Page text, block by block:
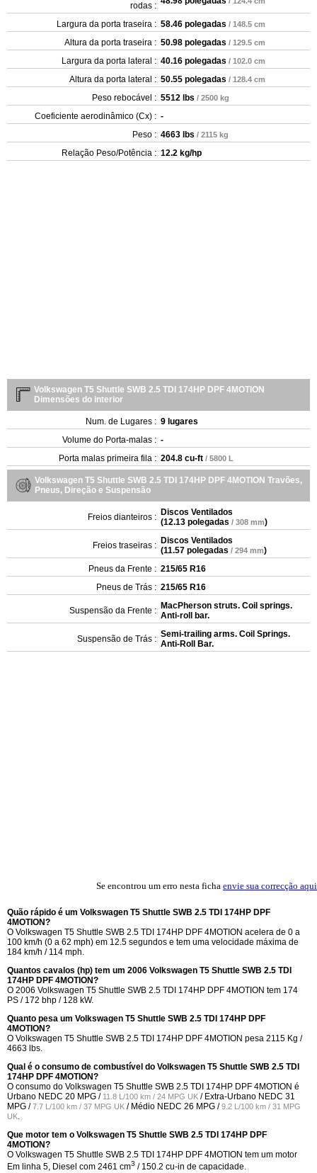
rodas :
Largura da porta traseira : 58.46 polegadas / 148.5 cm
Altura da porta traseira : 50.98 polegadas / 129.5 cm
Largura da porta lateral : 40.16 polegadas / 102.0 cm
Altura da porta lateral : 50.55 polegadas / 128.4 cm
Peso rebocável : 5512 lbs / 2500 kg
Coeficiente aerodinâmico (Cx) : -
Peso : 4663 lbs / 2115 kg
Relação Peso/Potência : 12.2 kg/hp
Volkswagen T5 Shuttle SWB 2.5 TDI 174HP DPF 4MOTION
Dimensões do interior
Num. de Lugares : 9 lugares
Volume do Porta-malas : -
Porta malas primeira fila : 204.8 cu-ft / 5800 L
Volkswagen T5 Shuttle SWB 2.5 TDI 174HP DPF 4MOTION Travões,
Pneus, Direção e Suspensão
Freios dianteiros : Discos Ventilados
(12.13 polegadas / 308 mm)
Freios traseiras : Discos Ventilados
(11.57 polegadas / 294 mm)
Pneus da Frente : 215/65 R16
Pneus de Trás : 215/65 R16
Suspensão da Frente : MacPherson struts. Coil springs.
Anti-roll bar.
Suspensão de Trás : Semi-trailing arms. Coil Springs.
Anti-Roll Bar.
Se encontrou um erro nesta ficha envie sua correcção aqui
Quão rápido é um Volkswagen T5 Shuttle SWB 2.5 TDI 174HP DPF
4MOTION?
O Volkswagen T5 Shuttle SWB 2.5 TDI 174HP DPF 4MOTION acelera de 0 a
100 km/h (0 a 62 mph) em 12.5 segundos e tem uma velocidade máxima de
184 km/h / 114 mph.
Quantos cavalos (hp) tem um 2006 Volkswagen T5 Shuttle SWB 2.5 TDI
174HP DPF 4MOTION?
O 2006 Volkswagen T5 Shuttle SWB 2.5 TDI 174HP DPF 4MOTION tem 174
PS / 172 bhp / 128 kW.
Quanto pesa um Volkswagen T5 Shuttle SWB 2.5 TDI 174HP DPF
4MOTION?
O Volkswagen T5 Shuttle SWB 2.5 TDI 174HP DPF 4MOTION pesa 2115 Kg /
4663 lbs.
Qual é o consumo de combustível do Volkswagen T5 Shuttle SWB 2.5 TDI
174HP DPF 4MOTION?
O consumo do Volkswagen T5 Shuttle SWB 2.5 TDI 174HP DPF 4MOTION é
Urbano NEDC 20 MPG / 11.8 L/100 km / 24 MPG UK / Extra-Urbano NEDC 31
MPG /7.7 L/100 km / 37 MPG UK / Médio NEDC 26 MPG /9.2 L/100 km / 31 MPG
UK.
Que motor tem o Volkswagen T5 Shuttle SWB 2.5 TDI 174HP DPF
4MOTION?
O Volkswagen T5 Shuttle SWB 2.5 TDI 174HP DPF 4MOTION tem um motor
Em linha 5, Diesel com 2461 cm3 / 150.2 cu-in de capacidade.